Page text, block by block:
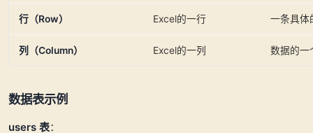
行（Row） Excel的一行 一条具体
列（Column） Excel的一列 数据的一
数据表示例
users 表：